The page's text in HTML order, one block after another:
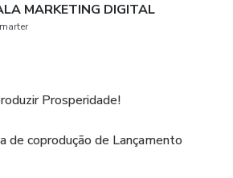
MARKETING DIGITAL
Prosperidade!
de coprodução de Lançamento